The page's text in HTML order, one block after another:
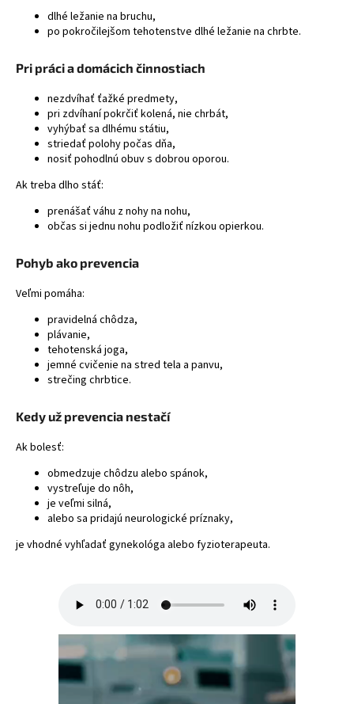
dlhé ležanie na bruchu,
po pokročilejšom tehotenstve dlhé ležanie na chrbte.
Pri práci a domácich činnostiach
nezdvíhať ťažké predmety,
pri zdvíhaní pokrčiť kolená, nie chrbát,
vyhýbať sa dlhému státiu,
striedať polohy počas dňa,
nosiť pohodlnú obuv s dobrou oporou.
Ak treba dlho stáť:
prenášať váhu z nohy na nohu,
občas si jednu nohu podložiť nízkou opierkou.
Pohyb ako prevencia
Veľmi pomáha:
pravidelná chôdza,
plávanie,
tehotenská joga,
jemné cvičenie na stred tela a panvu,
strečing chrbtice.
Kedy už prevencia nestačí
Ak bolesť:
obmedzuje chôdzu alebo spánok,
vystreľuje do nôh,
je veľmi silná,
alebo sa pridajú neurologické príznaky,
je vhodné vyhľadať gynekológa alebo fyzioterapeuta.